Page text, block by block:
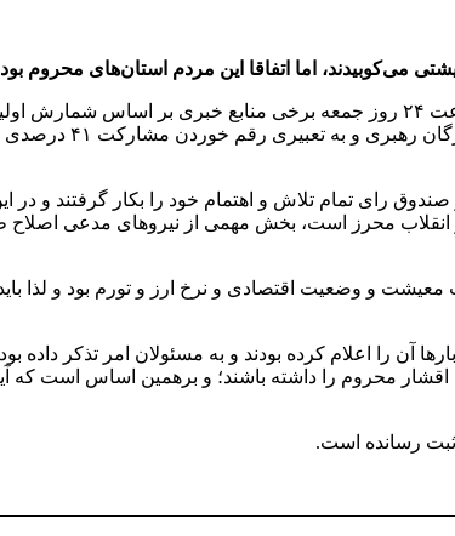
می‌کوبیدند، اما اتفاقا این مردم استان‌های محروم
شرایط در انتخابات
رای تمام تلاش و اهتمام خود را بکار گرفتند و در
محرز است، بخش مهمی از نیروهای مدعی اصلاح
و وضعیت اقتصادی و نرخ ارز و تورم بود و لذا
آن را اعلام کرده بودند و به مسئولان امر تذکر
محروم را داشته باشند؛ و برهمین اساس است که